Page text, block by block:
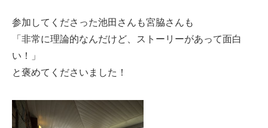
参加してくださった池田さんも宮脇さんも
「非常に理論的なんだけど、ストーリーがあって面白
い！」
と褒めてくださいました！